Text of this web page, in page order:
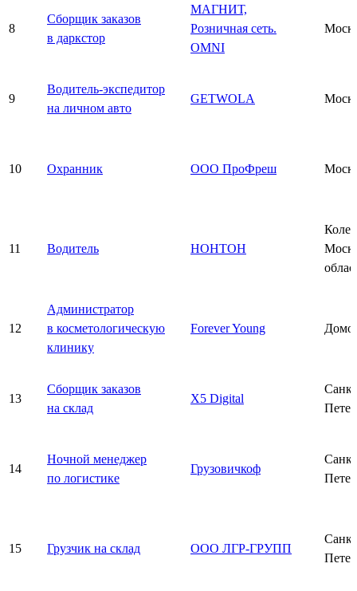
8
Сборщик заказов
в даркстор
МАГНИТ,
Розничная сеть.
OMNI
9
Водитель-экспедитор
на личном авто
GETWOLA
10 Охранник ООО ПроФреш
11 Водитель НОНТОН
12
Администратор
в косметологическую
клинику
Forever Young
13
Сборщик заказов
на склад
X5 Digital
14
Ночной менеджер
по логистике
Грузовичкоф
15 Грузчик на склад ООО ЛГР-ГРУПП